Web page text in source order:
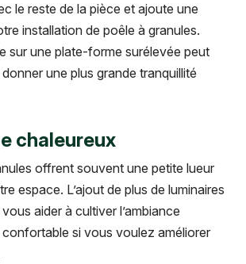
le reste de la pièce et ajoute une
installation de poêle à granules.
sur une plate-forme surélevée peut
une plus grande tranquillité
chaleureux
offrent souvent une petite lueur
espace. L’ajout de plus de luminaires
aider à cultiver l’ambiance
confortable si vous voulez améliorer